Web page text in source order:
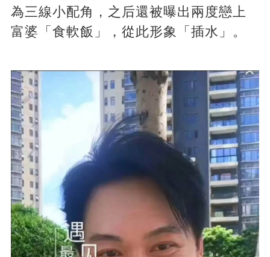
為三線小配角，之后還被曝出兩度戀上
富婆「食軟飯」，從此形象「插水」。